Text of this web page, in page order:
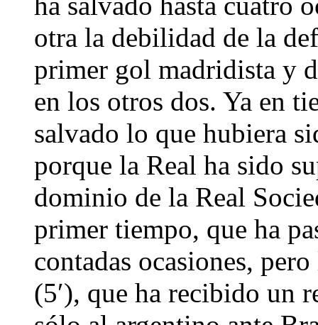
otra la debilidad de la
primer gol madridista y
en los otros dos. Ya en
salvado lo que hubiera
porque la Real ha sido
dominio de la Real
primer tiempo, que ha
contadas ocasiones,
(5′), que ha recibido un